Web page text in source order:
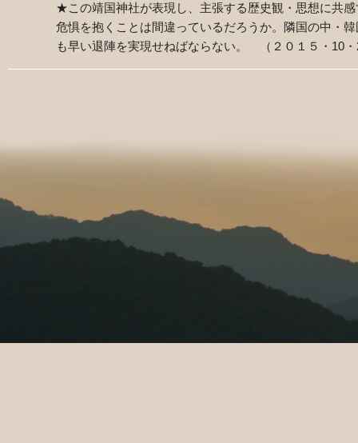
★この靖国神社が表現し、主張する歴史観・思想に共
危惧を抱くことは間違っているだろうか。隣国の中・
も早い退陣を実現せねばならない。 （２０１５・